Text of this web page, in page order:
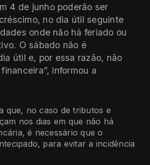
4 de junho poderão ser
no dia útil seguinte
onde não há feriado ou
O sábado não é
útil e, por essa razão, não
informou a
que, no caso de tributos e
nos dias em que não há
é necessário que o
para evitar a incidência